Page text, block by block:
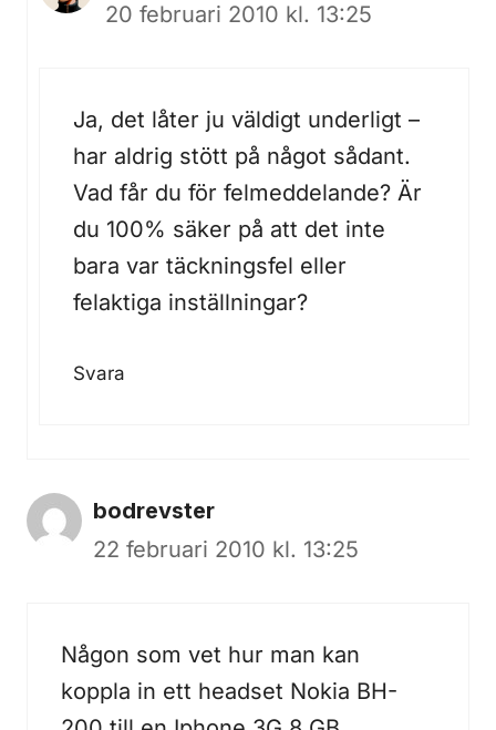
20 februari 2010 kl. 13:25
Ja, det låter ju väldigt underligt –
har aldrig stött på något sådant.
Vad får du för felmeddelande? Är
du 100% säker på att det inte
bara var täckningsfel eller
felaktiga inställningar?
Svara
bodrevster
22 februari 2010 kl. 13:25
Någon som vet hur man kan
koppla in ett headset Nokia BH-